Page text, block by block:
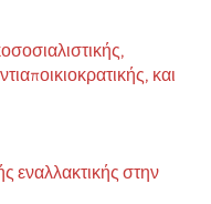
και
εναλλακτικής στην